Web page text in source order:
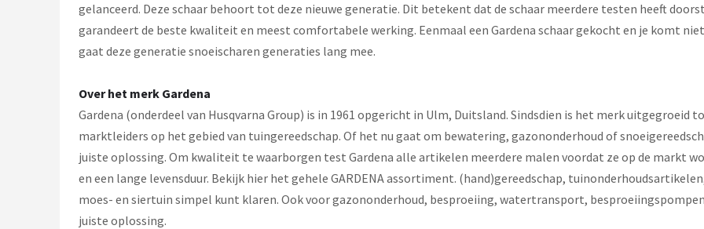
gelanceerd. Deze schaar behoort tot deze nieuwe generatie. Dit betekent dat de schaar meerdere testen heeft
garandeert de beste kwaliteit en meest comfortabele werking. Eenmaal een Gardena schaar gekocht en je komt
gaat deze generatie snoeischaren generaties lang mee.
Over het merk Gardena
Gardena (onderdeel van Husqvarna Group) is in 1961 opgericht in Ulm, Duitsland. Sindsdien is het merk uitgegroeid
marktleiders op het gebied van tuingereedschap. Of het nu gaat om bewatering, gazononderhoud of
juiste oplossing. Om kwaliteit te waarborgen test Gardena alle artikelen meerdere malen voordat ze op de markt
en een lange levensduur. Bekijk hier het gehele GARDENA assortiment. (hand)gereedschap,
moes- en siertuin simpel kunt klaren. Ook voor gazononderhoud, besproeiing, watertransport,
juiste oplossing.